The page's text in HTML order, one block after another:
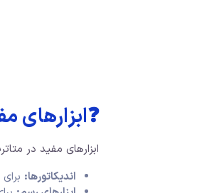
❓ابزارهای
ابزارهای مفید در
اندیکاتورها: